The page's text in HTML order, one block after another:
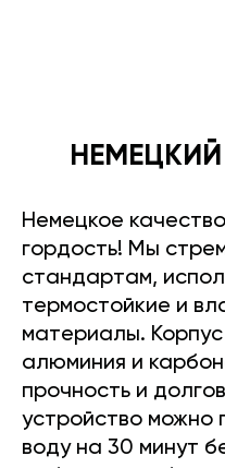
Немецкое
гордость! Мы
стандартам,
термостойкие и
материалы. Корпус
алюминия и
прочность и
устройство можно
воду на 30 минут